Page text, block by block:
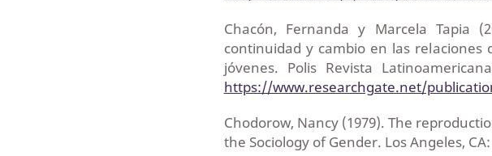
Chacón, Fernanda y Marcela Tapia
continuidad y cambio en las
jóvenes. Polis Revista
https://www.researchgate.net/
Chodorow, Nancy (1979). The
the Sociology of Gender. Los Angeles,